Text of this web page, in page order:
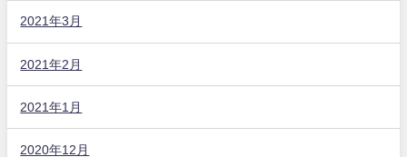
2021年3月
2021年2月
2021年1月
2020年12月